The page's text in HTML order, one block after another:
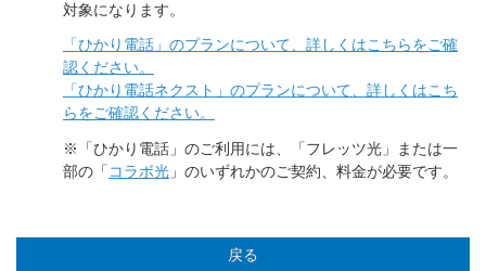
対象になります。
「ひかり電話」のプランについて、詳しくはこちらをご確
認ください。
「ひかり電話ネクスト」のプランについて、詳しくはこち
らをご確認ください。
※「ひかり電話」のご利用には、「フレッツ光」または一
部の「コラボ光 」のいずれかのご契約、料金が必要です。
戻る